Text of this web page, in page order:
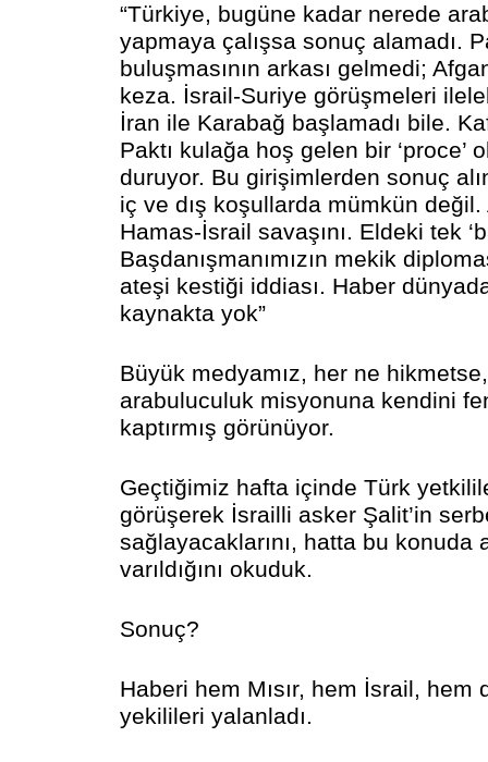
“Türkiye, bugüne kadar nerede
yapmaya çalışsa sonuç alamadı.
buluşmasının arkası gelmedi;
keza. İsrail-Suriye görüşmeleri
İran ile Karabağ başlamadı bile.
Paktı kulağa hoş gelen bir ‘proce’
duruyor. Bu girişimlerden sonuç
iç ve dış koşullarda mümkün değil.
Hamas-İsrail savaşını. Eldeki tek
Başdanışmanımızın mekik
ateşi kestiği iddiası. Haber
kaynakta yok”
Büyük medyamız, her ne
arabuluculuk misyonuna kendini
kaptırmış görünüyor.
Geçtiğimiz hafta içinde Türk
görüşerek İsrailli asker Şalit’in
sağlayacaklarını, hatta bu konuda
varıldığını okuduk.
Sonuç?
Haberi hem Mısır, hem İsrail, hem
yekilileri yalanladı.